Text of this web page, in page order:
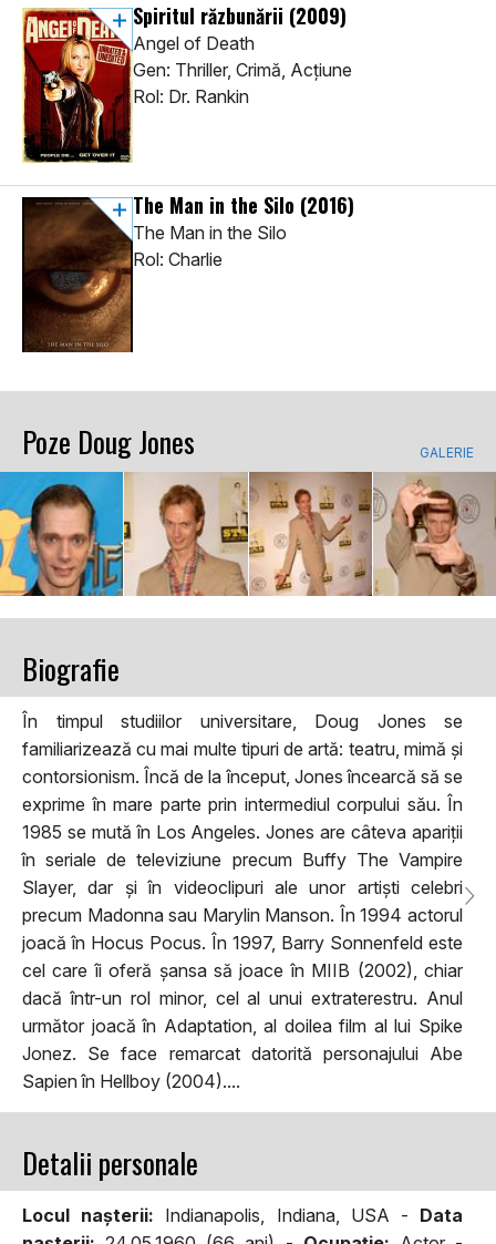
Spiritul răzbunării (2009)
Angel of Death
Gen: Thriller, Crimă, Acţiune
Rol: Dr. Rankin
The Man in the Silo (2016)
The Man in the Silo
Rol: Charlie
Poze Doug Jones GALERIE
Biografie
În timpul studiilor universitare, Doug Jones se
familiarizează cu mai multe tipuri de artă: teatru, mimă și
contorsionism. Încă de la început, Jones încearcă să se
exprime în mare parte prin intermediul corpului său. În
1985 se mută în Los Angeles. Jones are câteva apariții
în seriale de televiziune precum Buffy The Vampire
Slayer, dar și în videoclipuri ale unor artiști celebri
precum Madonna sau Marylin Manson. În 1994 actorul
joacă în Hocus Pocus. În 1997, Barry Sonnenfeld este
cel care îi oferă șansa să joace în MIIB (2002), chiar
dacă într-un rol minor, cel al unui extraterestru. Anul
următor joacă în Adaptation, al doilea film al lui Spike
Jonez. Se face remarcat datorită personajului Abe
Sapien în Hellboy (2004)....
Detalii personale
Locul naşterii: Indianapolis, Indiana, USA - Data